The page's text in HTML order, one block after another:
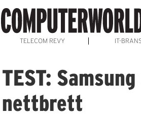
TELECOM REVY IT-
TEST:
nettbrett